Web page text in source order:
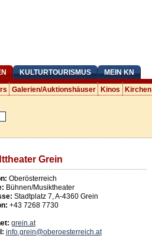
KULTURTOURISMUS MEIN KN
Galerien/Auktionshäuser Kinos Kirchen
Grein
Oberösterreich
Bühnen/Musiktheater
Stadtplatz 7,A-4360 Grein
+43 7268 7730
grein.at
info.grein@oberoesterreich.at